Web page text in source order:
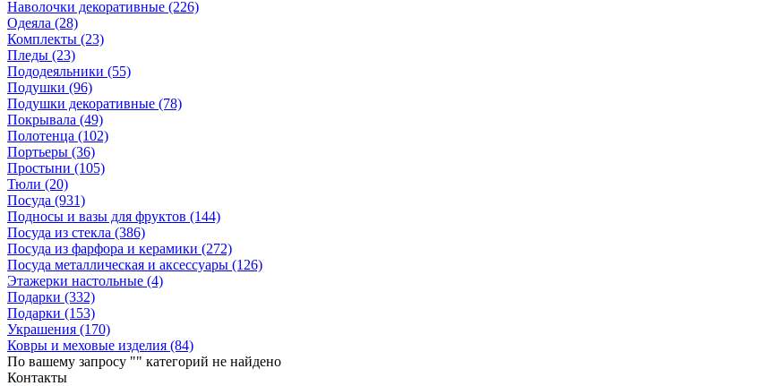
Наволочки декоративные (226)
Одеяла (28)
Комплекты (23)
Пледы (23)
Пододеяльники (55)
Подушки (96)
Подушки декоративные (78)
Покрывала (49)
Полотенца (102)
Портьеры (36)
Простыни (105)
Тюли (20)
Посуда (931)
Подносы и вазы для фруктов (144)
Посуда из стекла (386)
Посуда из фарфора и керамики (272)
Посуда металлическая и аксессуары (126)
Этажерки настольные (4)
Подарки (332)
Подарки (153)
Украшения (170)
Ковры и меховые изделия (84)
По вашему запросу "" категорий не найдено
Контакты